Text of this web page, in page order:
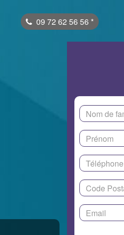
09 72 62 56 56 *